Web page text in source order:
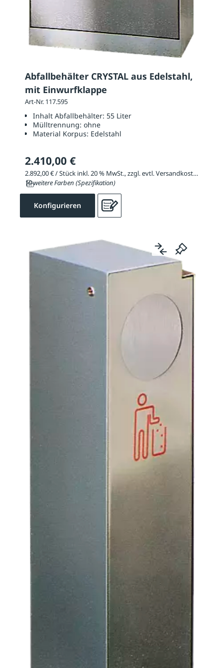
Abfallbehälter CRYSTAL aus Edelstahl,
mit Einwurfklappe
Art-Nr. 117.595
Inhalt Abfallbehälter: 55 Liter
Mülltrennung: ohne
Material Korpus: Edelstahl
2.410,00 €
2.892,00 € / Stück inkl. 20 % MwSt., zzgl. evtl. Versandkosten
10 weitere Farben (Spezifikation)
Konfigurieren